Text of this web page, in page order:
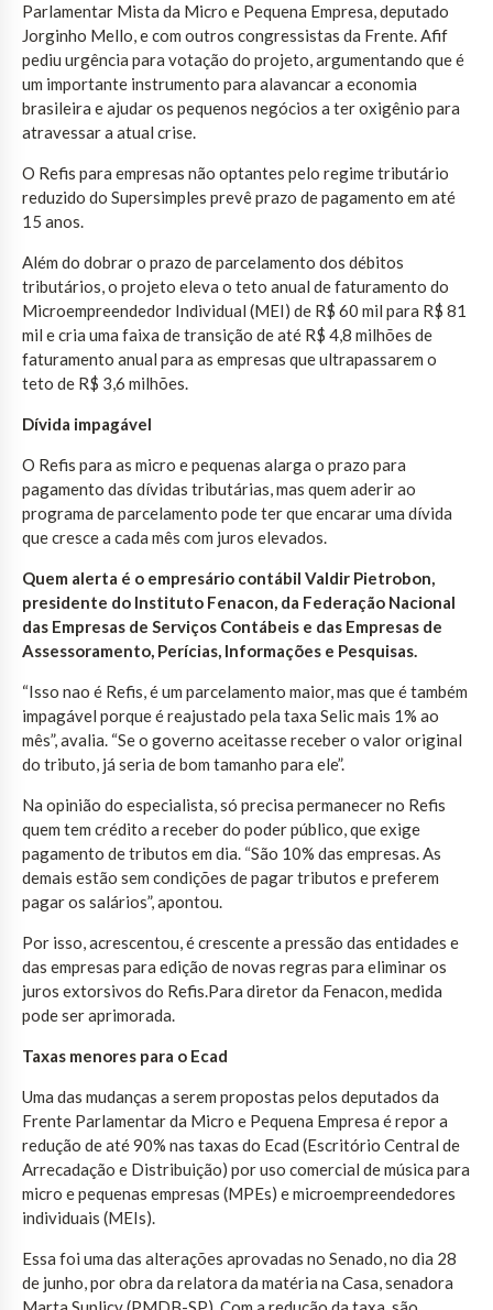
Parlamentar Mista da Micro e Pequena Empresa, deputado
Jorginho Mello, e com outros congressistas da Frente. Afif
pediu urgência para votação do projeto, argumentando que é
um importante instrumento para alavancar a economia
brasileira e ajudar os pequenos negócios a ter oxigênio para
atravessar a atual crise.
O Refis para empresas não optantes pelo regime tributário
reduzido do Supersimples prevê prazo de pagamento em até
15 anos.
Além do dobrar o prazo de parcelamento dos débitos
tributários, o projeto eleva o teto anual de faturamento do
Microempreendedor Individual (MEI) de R$ 60 mil para R$ 81
mil e cria uma faixa de transição de até R$ 4,8 milhões de
faturamento anual para as empresas que ultrapassarem o
teto de R$ 3,6 milhões.
Dívida impagável
O Refis para as micro e pequenas alarga o prazo para
pagamento das dívidas tributárias, mas quem aderir ao
programa de parcelamento pode ter que encarar uma dívida
que cresce a cada mês com juros elevados.
Quem alerta é o empresário contábil Valdir Pietrobon,
presidente do Instituto Fenacon, da Federação Nacional
das Empresas de Serviços Contábeis e das Empresas de
Assessoramento, Perícias, Informações e Pesquisas.
“Isso nao é Refis, é um parcelamento maior, mas que é também
impagável porque é reajustado pela taxa Selic mais 1% ao
mês”, avalia. “Se o governo aceitasse receber o valor original
do tributo, já seria de bom tamanho para ele”.
Na opinião do especialista, só precisa permanecer no Refis
quem tem crédito a receber do poder público, que exige
pagamento de tributos em dia. “São 10% das empresas. As
demais estão sem condições de pagar tributos e preferem
pagar os salários”, apontou.
Por isso, acrescentou, é crescente a pressão das entidades e
das empresas para edição de novas regras para eliminar os
juros extorsivos do Refis.Para diretor da Fenacon, medida
pode ser aprimorada.
Taxas menores para o Ecad
Uma das mudanças a serem propostas pelos deputados da
Frente Parlamentar da Micro e Pequena Empresa é repor a
redução de até 90% nas taxas do Ecad (Escritório Central de
Arrecadação e Distribuição) por uso comercial de música para
micro e pequenas empresas (MPEs) e microempreendedores
individuais (MEIs).
Essa foi uma das alterações aprovadas no Senado, no dia 28
de junho, por obra da relatora da matéria na Casa, senadora